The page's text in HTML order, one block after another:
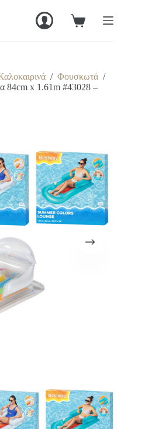
Καλάθι
/ Φουσκωτά /
84cm x 1.61m #43028 –